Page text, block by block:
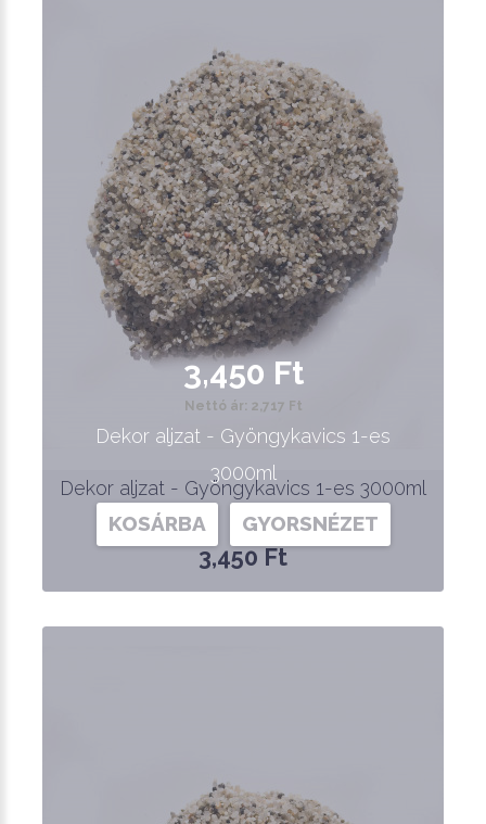
Dekor aljzat - Gyöngykavics 1-es 3000ml
3,450 Ft
3,450 Ft
Nettó ár: 2,717 Ft
Dekor aljzat - Gyöngykavics 1-es
3000ml
KOSÁRBA GYORSNÉZET